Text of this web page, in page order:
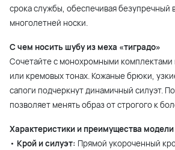
срока службы, обеспечивая безупречный
многолетней носки.
С чем носить шубу из меха «тиградо»
Сочетайте с монохромными комплектами
или кремовых тонах. Кожаные брюки,
сапоги подчеркнут динамичный силуэт.
позволяет менять образ от строгого к
Характеристики и преимущества модели
• Крой и силуэт: Прямой укороченный